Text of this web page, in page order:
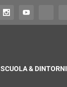
SCUOLA & DINTORNI